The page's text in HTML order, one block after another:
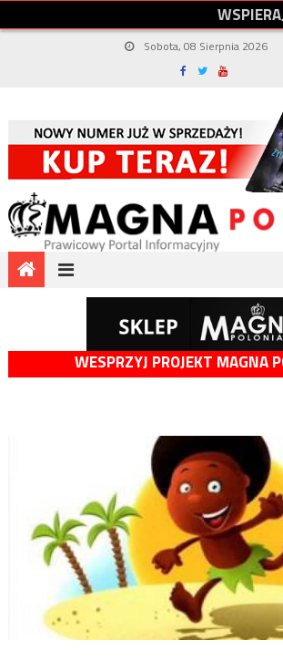
WSPIERA
Sobota, 08 Sierpnia 2026
WESPRZYJ PROJEKT MAGNA